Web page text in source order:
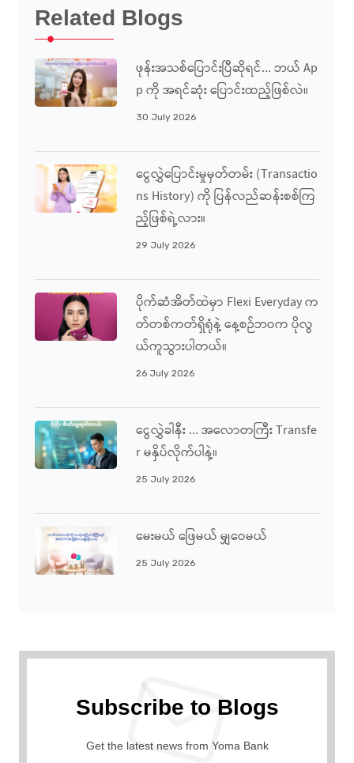
Related Blogs
ဖုန်းအသစ်ပြောင်းပြီဆိုရင်... ဘယ် Ap
P ကို အရင်ဆုံး ပြောင်းထည့်ဖြစ်လဲ။
30 July 2026
ငွေလွှဲပြောင်းမှုမှတ်တမ်း (Transactio
Ns History) ကို ပြန်လည်ဆန်းစစ်ကြ
ည့်ဖြစ်ရဲ့လား။
29 July 2026
ပိုက်ဆံအိတ်ထဲမှာ Flexi Everyday က
တ်တစ်ကတ်ရှိရုံနဲ့ နေ့စဉ်ဘဝက ပိုလွ
ယ်ကူသွားပါတယ်။
26 July 2026
ငွေလွှဲခါနီး ... အလောတကြီး Transfe
R မနှိပ်လိုက်ပါနဲ့။
25 July 2026
မေးမယ် ဖြေမယ် မျှဝေမယ်
25 July 2026
Subscribe to Blogs
Get the latest news from Yoma Bank